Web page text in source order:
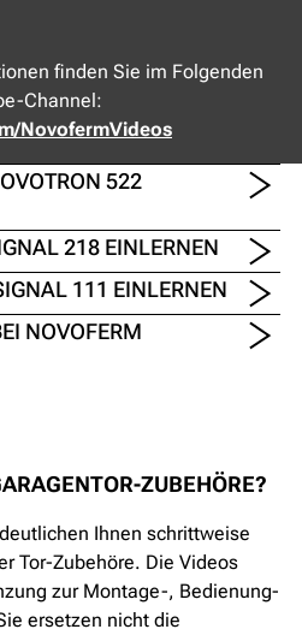
finden Sie im Folgenden
Channel:
NovofermVideos
522
218 EINLERNEN
111 EINLERNEN
NOVOFERM
ZUBEHÖRE?
Ihnen schrittweise
Tor-Zubehöre. Die Videos
zur Montage-, Bedienung-
ersetzen nicht die